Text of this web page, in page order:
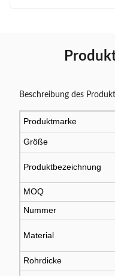
Beschreibung des
Produktmarke
Größe
Produktbezeichnung
MOQ
Nummer
Material
Rohrdicke